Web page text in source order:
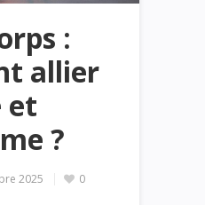
:
allier
et
?
2025 0